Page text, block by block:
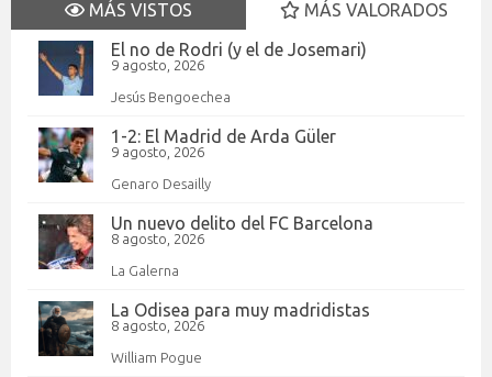
MÁS VISTOS
MÁS VALORADOS
El no de Rodri (y el de Josemari)
9 agosto, 2026
Jesús Bengoechea
1-2: El Madrid de Arda Güler
9 agosto, 2026
Genaro Desailly
Un nuevo delito del FC Barcelona
8 agosto, 2026
La Galerna
La Odisea para muy madridistas
8 agosto, 2026
William Pogue